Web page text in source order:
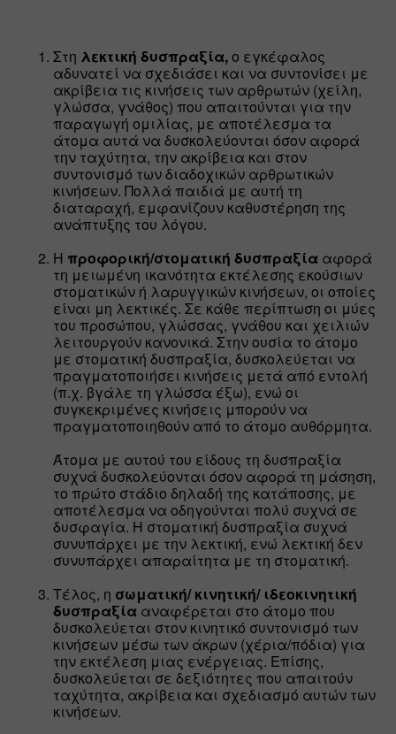
Στη λεκτική δυσπραξία, ο εγκέφαλος
αδυνατεί να σχεδιάσει και να συντονίσει με
ακρίβεια τις κινήσεις των αρθρωτών (χείλη,
γλώσσα, γνάθος) που απαιτούνται για την
παραγωγή ομιλίας, με αποτέλεσμα τα
άτομα αυτά να δυσκολεύονται όσον αφορά
την ταχύτητα, την ακρίβεια και στον
συντονισμό των διαδοχικών αρθρωτικών
κινήσεων. Πολλά παιδιά με αυτή τη
διαταραχή, εμφανίζουν καθυστέρηση της
ανάπτυξης του λόγου.
Η προφορική/στοματική δυσπραξία αφορά
τη μειωμένη ικανότητα εκτέλεσης εκούσιων
στοματικών ή λαρυγγικών κινήσεων, οι οποίες
είναι μη λεκτικές. Σε κάθε περίπτωση οι μύες
του προσώπου, γλώσσας, γνάθου και χειλιών
λειτουργούν κανονικά. Στην ουσία το άτομο
με στοματική δυσπραξία, δυσκολεύεται να
πραγματοποιήσει κινήσεις μετά από εντολή
(π.χ. βγάλε τη γλώσσα έξω), ενώ οι
συγκεκριμένες κινήσεις μπορούν να
πραγματοποιηθούν από το άτομο αυθόρμητα.
Άτομα με αυτού του είδους τη δυσπραξία
συχνά δυσκολεύονται όσον αφορά τη μάσηση,
το πρώτο στάδιο δηλαδή της κατάποσης, με
αποτέλεσμα να οδηγούνται πολύ συχνά σε
δυσφαγία. Η στοματική δυσπραξία συχνά
συνυπάρχει με την λεκτική, ενώ λεκτική δεν
συνυπάρχει απαραίτητα με τη στοματική.
Τέλος, η σωματική/ κινητική/ ιδεοκινητική
δυσπραξία αναφέρεται στο άτομο που
δυσκολεύεται στον κινητικό συντονισμό των
κινήσεων μέσω των άκρων (χέρια/πόδια) για
την εκτέλεση μιας ενέργειας. Επίσης,
δυσκολεύεται σε δεξιότητες που απαιτούν
ταχύτητα, ακρίβεια και σχεδιασμό αυτών των
κινήσεων.